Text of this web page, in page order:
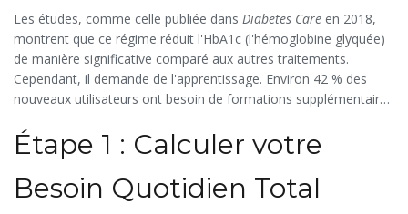
inégalée. Contrairement aux insulines pré-mélangeées qui
imposent des horaires rigides, le basal-bolus vous permet de
manger quand vous voulez, tant que vous savez adapter votre
dose.
Les études, comme celle publiée dans Diabetes Care en 2018,
montrent que ce régime réduit l'HbA1c (l'hémoglobine glyquée)
de manière significative comparé aux autres traitements.
Cependant, il demande de l'apprentissage. Environ 42 % des
nouveaux utilisateurs ont besoin de formations supplémentaires
difficile au début ; la maîtrise vient avec la pratique.
Étape 1 : Calculer votre
Besoin Quotidien Total